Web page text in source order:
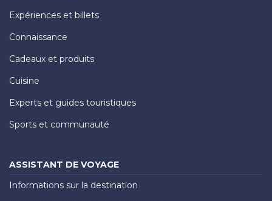
Expériences et billets
Connaissance
Cadeaux et produits
Cuisine
Experts et guides touristiques
Sports et communauté
ASSISTANT DE VOYAGE
Informations sur la destination